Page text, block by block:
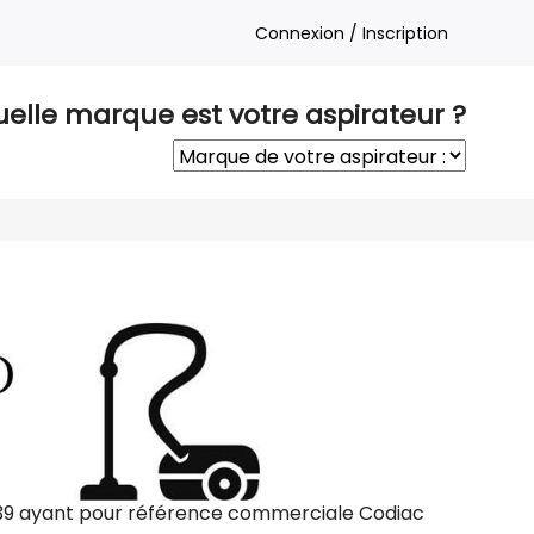
Connexion / Inscription
marque est votre aspirateur ?
ayant pour référence commerciale Codiac